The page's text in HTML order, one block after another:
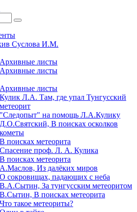
Суслова И.М.
Архивные листы
Архивные листы
Архивные листы
Кулик Л.А. Там, где упал Тунгусский
метеорит
"Следопыт" на помощь Л.А.Кулику
Д.О.Святский, В поисках осколков
кометы
В поисках метеорита
Спасение проф. Л. А. Кулика
В поисках метеорита
А.Маслов, Из далёких миров
О сокровищах, падающих с неба
В.А.Сытин, За тунгусским метеоритом
В.Сытин, В поисках метеорита
Что такое метеориты?